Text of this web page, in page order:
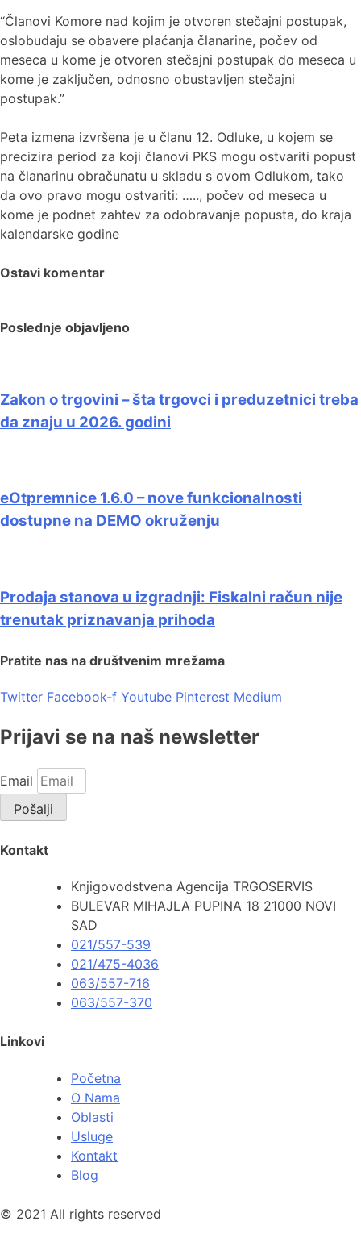
“Članovi Komore nad kojim je otvoren stečajni postupak,
oslobudaju se obavere plaćanja članarine, počev od
meseca u kome je otvoren stečajni postupak do meseca u
kome je zaključen, odnosno obustavljen stečajni
postupak.”
Peta izmena izvršena je u članu 12. Odluke, u kojem se
precizira period za koji članovi PKS mogu ostvariti popust
na članarinu obračunatu u skladu s ovom Odlukom, tako
da ovo pravo mogu ostvariti: ….., počev od meseca u
kome je podnet zahtev za odobravanje popusta, do kraja
kalendarske godine
Ostavi komentar
Poslednje objavljeno
Zakon o trgovini – šta trgovci i preduzetnici treba
da znaju u 2026. godini
eOtpremnice 1.6.0 – nove funkcionalnosti
dostupne na DEMO okruženju
Prodaja stanova u izgradnji: Fiskalni račun nije
trenutak priznavanja prihoda
Pratite nas na društvenim mrežama
Twitter Facebook-f Youtube Pinterest Medium
Prijavi se na naš newsletter
Email
Pošalji
Kontakt
Knjigovodstvena Agencija TRGOSERVIS
BULEVAR MIHAJLA PUPINA 18 21000 NOVI
SAD
021/557-539
021/475-4036
063/557-716
063/557-370
Linkovi
Početna
O Nama
Oblasti
Usluge
Kontakt
Blog
© 2021 All rights reserved